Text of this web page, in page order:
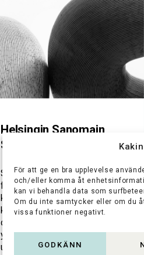
För att ge en bra upplevelse
och/eller komma åt
kan vi behandla data som
Om du inte samtycker eller om du
vissa funktioner negativt.
GODKÄNN
Helsingin Sanomain
Säätiö
Stiftelsen stödjer
forskning relaterad till
kommunikation,
kommunikationsindustrin
och främjande av
yttrandefrihet. För att
uppnå...